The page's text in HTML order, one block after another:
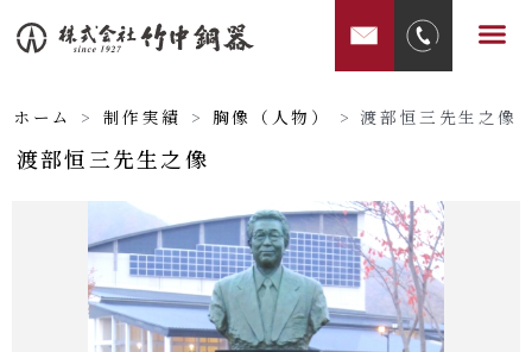
容
ス
キ
メ
ー
ホーム > 制作実績 > 胸像（人物） > 渡部恒三先生之像
渡部恒三先生之像